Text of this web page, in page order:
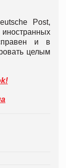
Post,
и в
целым